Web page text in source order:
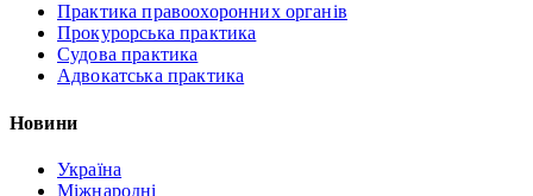
Практика правоохоронних органів
Прокурорська практика
Судова практика
Адвокатська практика
Новини
Україна
Міжнародні